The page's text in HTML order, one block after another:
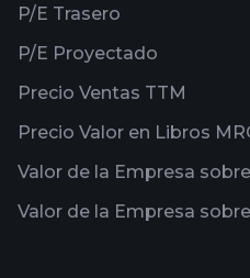
P/E Trasero
P/E Proyectado
Precio Ventas TTM
Precio Valor en Libros
Valor de la Empresa
Valor de la Empresa